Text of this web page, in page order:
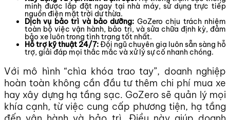
minh được lắp đặt ngay tại nhà máy, sử dụng trực tiếp
nguồn điện mặt trời dư thừa.
Dịch vụ bảo trì và bảo dưỡng: GoZero chịu trách nhiệm
toàn bộ việc vận hành, bảo trì, và sửa chữa định kỳ, đảm
bảo xe luôn trong tình trạng tốt nhất.
Hỗ trợ kỹ thuật 24/7:Đội ngũ chuyên gia luôn sẵn sàng hỗ
trợ, giải đáp mọi thắc mắc và xử lý sự cố nhanh chóng.
Với mô hình “chìa khóa trao tay”, doanh nghiệp
hoàn toàn không cần đầu tư thêm chi phí mua xe
hay xây dựng hạ tầng sạc. GoZero sẽ quản lý mọi
khía cạnh, từ việc cung cấp phương tiện, hạ tầng